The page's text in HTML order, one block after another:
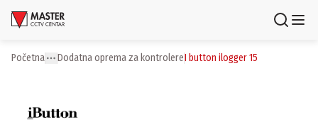
Uloguj se Registruj se
Brendovi
Početna More
Toggle menu
dodatna oprema za kontrolere i button ilogger 15